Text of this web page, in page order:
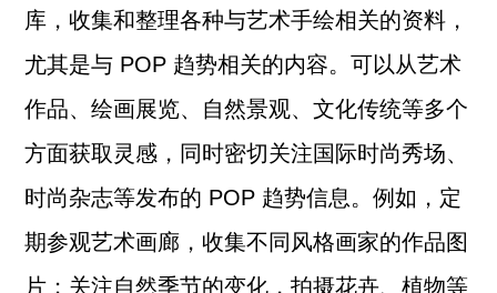
库，收集和整理各种与艺术手绘相关的资料，
尤其是与 POP 趋势相关的内容。可以从艺术
作品、绘画展览、自然景观、文化传统等多个
方面获取灵感，同时密切关注国际时尚秀场、
时尚杂志等发布的 POP 趋势信息。例如，定
期参观艺术画廊，收集不同风格画家的作品图
片；关注自然季节的变化，拍摄花卉、植物等